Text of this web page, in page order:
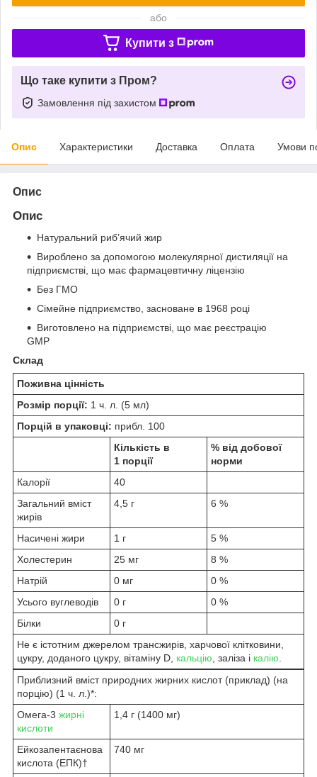
або
Купити з
Що таке купити з Пром?
Замовлення під захистом
Опис Характеристики Доставка Оплата Умови
Опис
Опис
Натуральний риб’ячий жир
Вироблено за допомогою молекулярної дистиляції на
підприємстві, що має фармацевтичну ліцензію
Без ГМО
Сімейне підприємство, засноване в 1968 році
Виготовлено на підприємстві, що має реєстрацію
GMP
Склад
Поживна цінність
Розмір порції: 1 ч. л. (5 мл)
Порцій в упаковці: прибл. 100
Кількість в
1 порції
% від добової
норми
Калорії
40
Загальний вміст
жирів
4,5 г 6 %
Насичені жири 1 г
5 %
Холестерин
25 мг
8 %
Натрій
0 мг
0 %
Усього вуглеводів
0 г
0 %
Білки
0 г
Не є істотним джерелом трансжирів, харчової клітковини,
цукру, доданого цукру, вітаміну D, кальцію , заліза і калію
Приблизний вміст природних жирних кислот (приклад) (на
порцію) (1 ч. л.)*:
Омега-3 жирні
кислоти
1,4 г (1400 мг)
Ейкозапентаєнова
кислота (ЕПК)†
740 мг